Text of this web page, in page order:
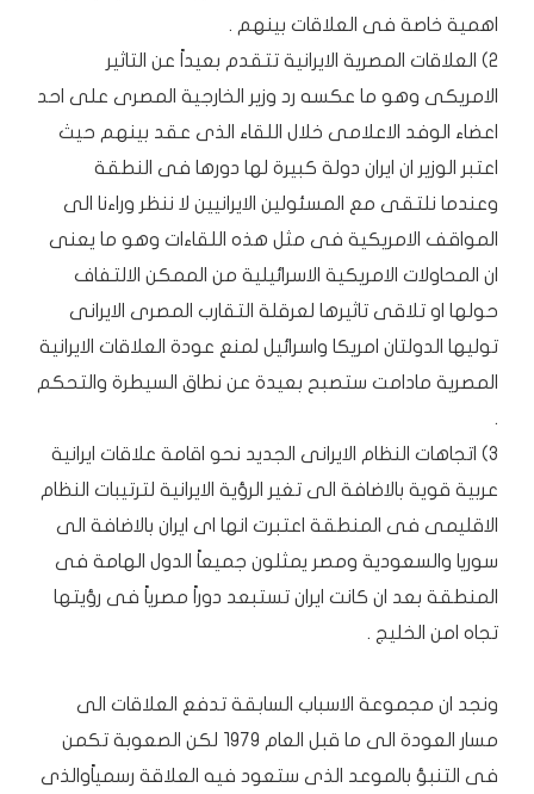
اهمية خاصة فى العلاقات بينهم .
2) العلاقات المصرية الايرانية تتقدم بعيداً عن التاثير
الامريكى وهو ما عكسه رد وزير الخارجية المصرى على احد
اعضاء الوفد الاعلامى خلال اللقاء الذى عقد بينهم حيث
اعتبر الوزير ان ايران دولة كبيرة لها دورها فى النطقة
وعندما نلتقى مع المسئولين الايرانيين لا ننظر وراءنا الى
المواقف الامريكية فى مثل هذه اللقاءات وهو ما يعنى
ان المحاولات الامريكية الاسرائيلية من الممكن الالتفاف
حولها او تلاقى تاثيرها لعرقلة التقارب المصرى الايرانى
توليها الدولتان امريكا واسرائيل لمنع عودة العلاقات الايرانية
المصرية مادامت ستصبح بعيدة عن نطاق السيطرة والتحكم
.
3) اتجاهات النظام الايرانى الجديد نحو اقامة علاقات ايرانية
عربية قوية بالاضافة الى تغير الرؤية الايرانية لترتيبات النظام
الاقليمى فى المنطقة اعتبرت انها اى ايران بالاضافة الى
سوريا والسعودية ومصر يمثلون جميعاً الدول الهامة فى
المنطقة بعد ان كانت ايران تستبعد دوراً مصرياً فى رؤيتها
تجاه امن الخليج .
ونجد ان مجموعة الاسباب السابقة تدفع العلاقات الى
مسار العودة الى ما قبل العام 1979 لكن الصعوبة تكمن
فى التنبؤ بالموعد الذى ستعود فيه العلاقة رسمياًوالذى